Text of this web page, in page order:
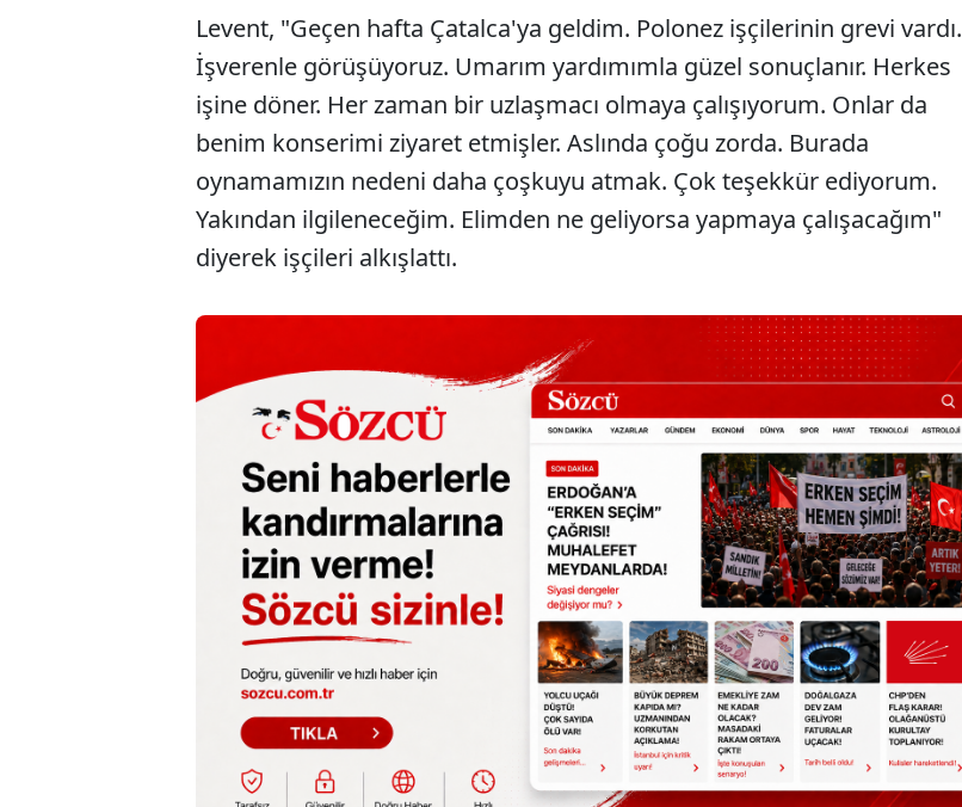
Levent, "Geçen hafta Çatalca'ya geldim. Polonez işçilerinin grevi vardı.
İşverenle görüşüyoruz. Umarım yardımımla güzel sonuçlanır. Herkes
işine döner. Her zaman bir uzlaşmacı olmaya çalışıyorum. Onlar da
benim konserimi ziyaret etmişler. Aslında çoğu zorda. Burada
oynamamızın nedeni daha çoşkuyu atmak. Çok teşekkür ediyorum.
Yakından ilgileneceğim. Elimden ne geliyorsa yapmaya çalışacağım"
diyerek işçileri alkışlattı.